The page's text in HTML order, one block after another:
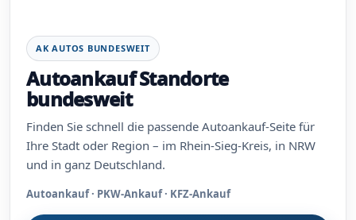
AK AUTOS BUNDESWEIT
Autoankauf Standorte
bundesweit
Finden Sie schnell die passende Autoankauf-Seite für
Ihre Stadt oder Region – im Rhein-Sieg-Kreis, in NRW
und in ganz Deutschland.
Autoankauf · PKW-Ankauf · KFZ-Ankauf